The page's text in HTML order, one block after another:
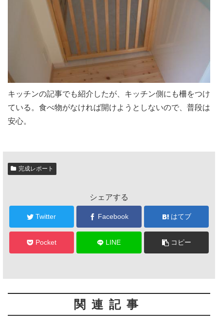
キッチンの記事でも紹介したが、キッチン側にも柵をつけ
ている。食べ物がなければ開けようとしないので、普段は
安心。
完成レポート
シェアする
Twitter Facebook はてブ
Pocket LINE コピー
関連記事